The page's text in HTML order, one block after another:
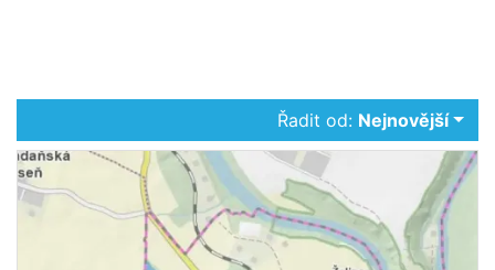
Řadit od: Nejnovější